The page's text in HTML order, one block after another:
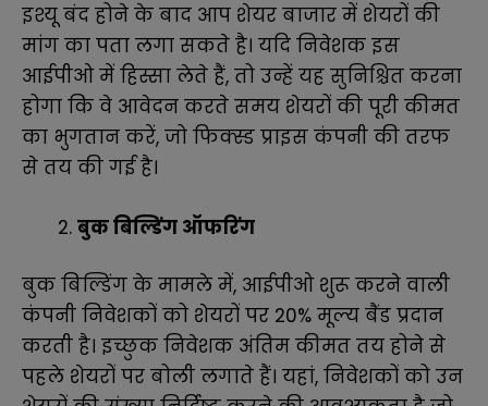
इश्यू बंद होने के बाद आप शेयर बाजार में शेयरों की
मांग का पता लगा सकते है। यदि निवेशक इस
आईपीओ में हिस्सा लेते हैं, तो उन्हें यह सुनिश्चित करना
होगा कि वे आवेदन करते समय शेयरों की पूरी कीमत
का भुगतान करें, जो फिक्स्ड प्राइस कंपनी की तरफ
से तय की गई है।
बुक बिल्डिंग ऑफरिंग
बुक बिल्डिंग के मामले में, आईपीओ शुरू करने वाली
कंपनी निवेशकों को शेयरों पर 20% मूल्य बैंड प्रदान
करती है। इच्छुक निवेशक अंतिम कीमत तय होने से
पहले शेयरों पर बोली लगाते हैं। यहां, निवेशकों को उन